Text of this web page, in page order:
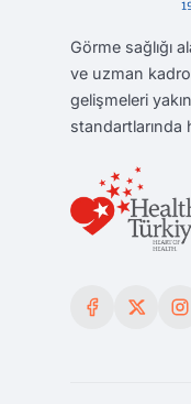
Görme sağlığı
ve uzman
gelişmeleri